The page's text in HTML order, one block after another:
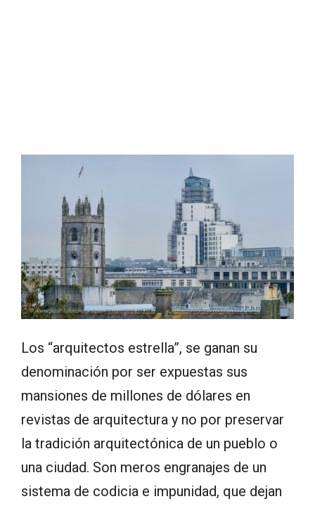
Los “arquitectos estrella”, se ganan su
denominación por ser expuestas sus
mansiones de millones de dólares en
revistas de arquitectura y no por preservar
la tradición arquitectónica de un pueblo o
una ciudad. Son meros engranajes de un
sistema de codicia e impunidad, que dejan